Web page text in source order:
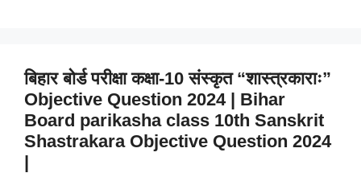
बिहार बोर्ड परीक्षा कक्षा-10 संस्कृत “शास्त्रकाराः”
Objective Question 2024 | Bihar
Board parikasha class 10th Sanskrit
Shastrakara Objective Question 2024
|